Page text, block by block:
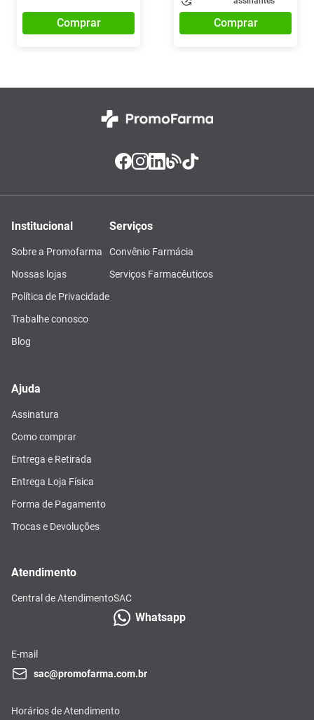
Comprar Comprar
Institucional
Sobre a Promofarma
Nossas lojas
Política de Privacidade
Trabalhe conosco
Blog
Serviços
Convênio Farmácia
Serviços Farmacêuticos
Ajuda
Assinatura
Como comprar
Entrega e Retirada
Entrega Loja Física
Forma de Pagamento
Trocas e Devoluções
Atendimento
Central de AtendimentoSAC
Whatsapp
E-mail
sac@promofarma.com.br
Horários de Atendimento